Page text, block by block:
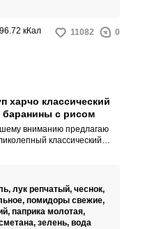
96.72 кКал 11082 0
харчо классический
баранины с рисом
вниманию предлагаю
классический
с приятной густой
и
вкусом.
лук репчатый, чеснок,
помидоры свежие,
паприка молотая,
зелень, вода